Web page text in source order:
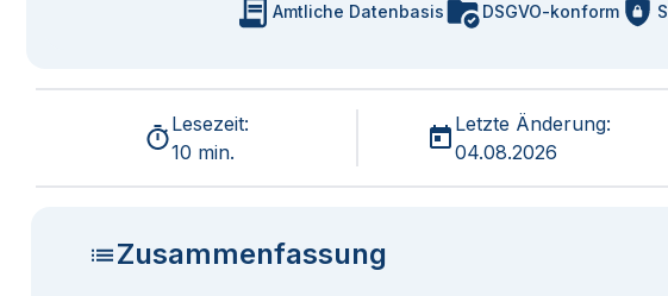
Amtliche Datenbasis DSGVO-konform
Lesezeit:
10 min.
Letzte Änderung:
04.08.2026
Zusammenfassung